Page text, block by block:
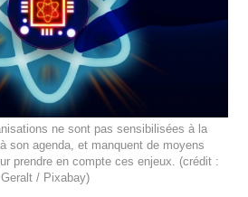
ne sont pas sensibilisées à la
son agenda, et manquent de moyens
prendre en compte ces enjeux. (crédit :
Geralt / Pixabay)